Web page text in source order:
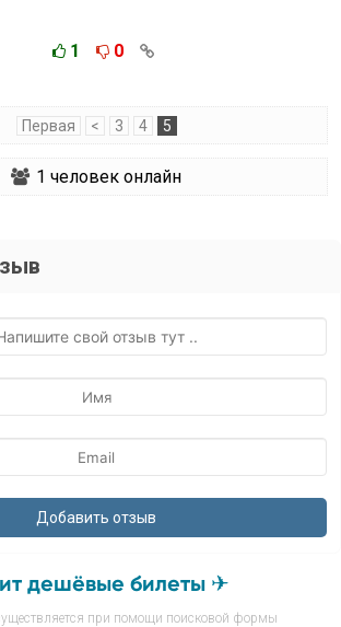
1 0
Первая < 3 4 5
1 человек онлайн
дешёвые билеты ✈
при помощи поисковой формы